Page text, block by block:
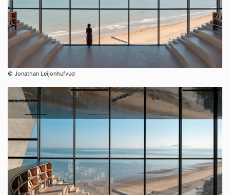
© Jonathan Leijonhufvud